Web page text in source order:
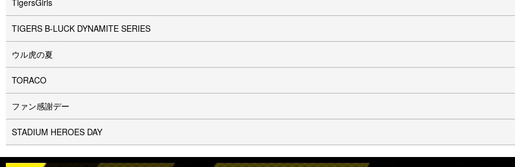
TigersGirls
TIGERS B-LUCK DYNAMITE SERIES
ウル⻁の夏
TORACO
ファン感謝デー
STADIUM HEROES DAY